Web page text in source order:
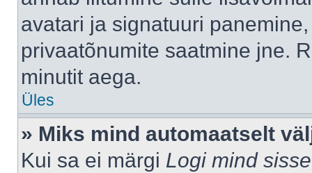
avatari ja signatuuri
privaatõnumite saatmine jne.
minutit aega.
Üles
» Miks mind automaatselt
Kui sa ei märgi Logi mind